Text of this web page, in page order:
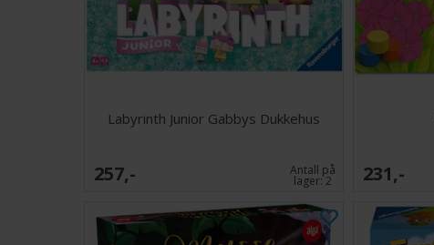
Labyrinth Junior Gabbys Dukkehus
257,- Antall på
lager:2 231,-